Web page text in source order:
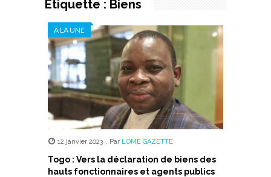
Étiquette : Biens
A LA UNE
12 janvier 2023 , Par LOME GAZETTE
Togo : Vers la déclaration de biens des
hauts fonctionnaires et agents publics